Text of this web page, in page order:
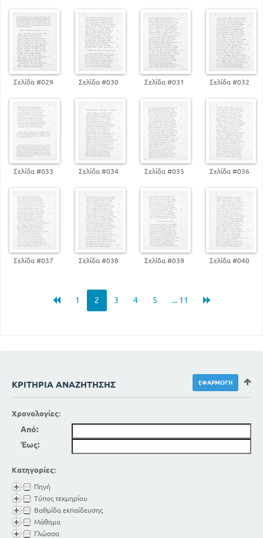
Σελίδα #029 Σελίδα #030 Σελίδα #031 Σελίδα #032
Σελίδα #033 Σελίδα #034 Σελίδα #035 Σελίδα #036
Σελίδα #037 Σελίδα #038 Σελίδα #039 Σελίδα #040
1 2 3 4 5 ... 11
ΚΡΙΤΉΡΙΑ ΑΝΑΖΉΤΗΣΗΣ
Χρονολογίες:
Από:
Έως:
Κατηγορίες:
Πηγή
Τύπος τεκμηρίου
Βαθμίδα εκπαίδευσης
Μάθημα
Γλώσσα